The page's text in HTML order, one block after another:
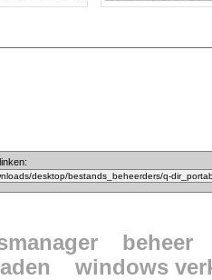
beheer
windows